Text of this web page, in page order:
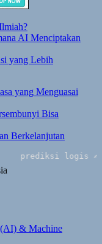
AI Menciptakan
yang Lebih
yang Menguasai
Bisa
Berkelanjutan
logis ✍️